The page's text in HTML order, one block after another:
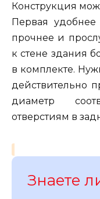
Конструкция
Первая удобнее
прочнее и
к стене здания
в комплекте.
действительно
диаметр
отверстиям в
Знаете